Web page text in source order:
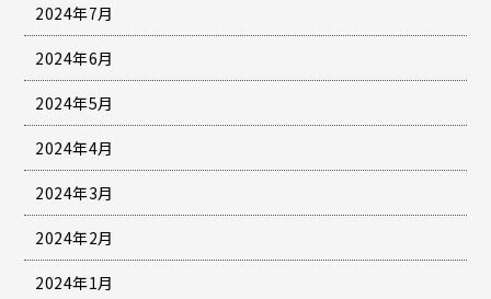
2024年7月
2024年6月
2024年5月
2024年4月
2024年3月
2024年2月
2024年1月